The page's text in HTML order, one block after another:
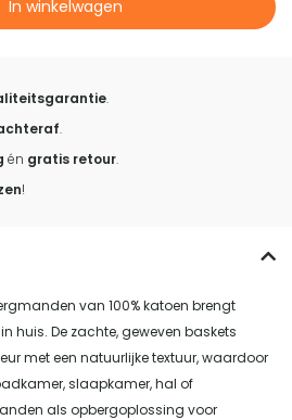
In winkelwagen
.
.
én gratis retour.
!
van 100% katoen brengt
huis. De zachte, geweven baskets
met een natuurlijke textuur, waardoor
slaapkamer, hal of
als opbergoplossing voor